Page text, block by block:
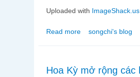
Uploaded with ImageShack.us
Read more about Khi cái ác đã
songchi's blog
Hoa Kỳ mở rộng các